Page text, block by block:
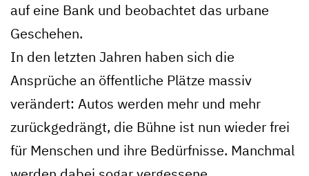
auf eine Bank und beobachtet das urbane
Geschehen.
In den letzten Jahren haben sich die
Ansprüche an öffentliche Plätze massiv
verändert: Autos werden mehr und mehr
zurückgedrängt, die Bühne ist nun wieder frei
für Menschen und ihre Bedürfnisse. Manchmal